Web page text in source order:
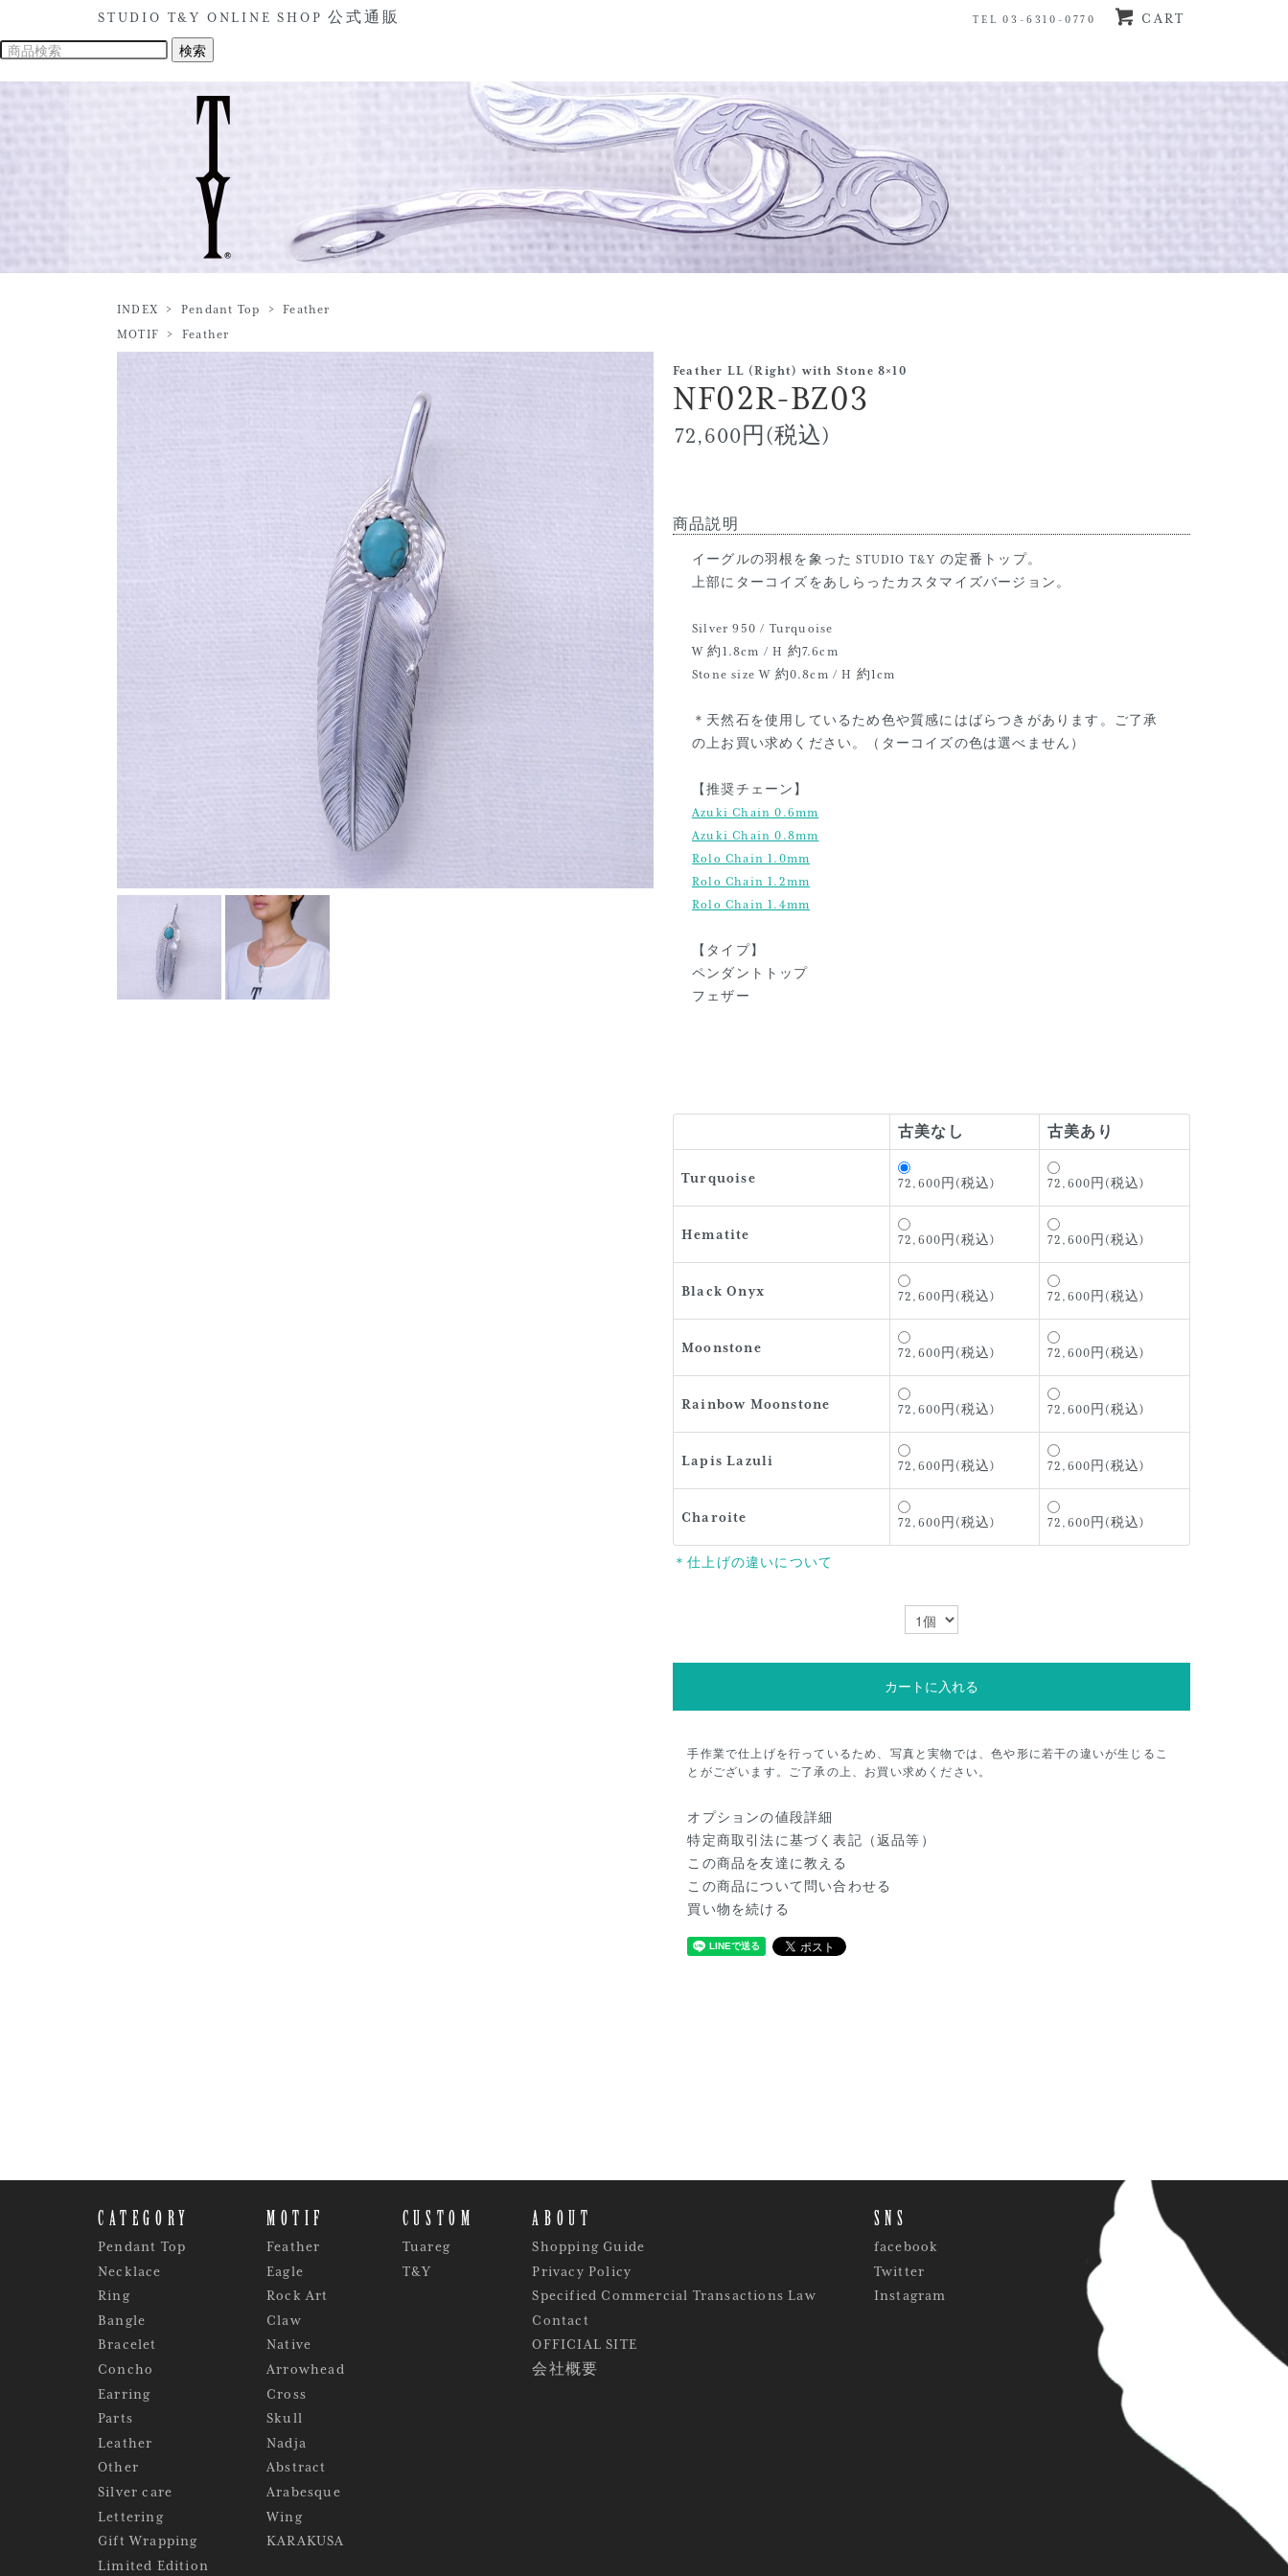
TEL 03-6310-0770 CART
STUDIO T&Y ONLINE SHOP 公式通販
INDEX >Pendant Top >Feather
MOTIF
>Feather
Feather LL (Right) with Stone 8×10
NF02R-BZ03
72,600円(税込)
商品説明
イーグルの羽根を象った STUDIO T&Y の定番トップ。
上部にターコイズをあしらったカスタマイズバージョン。
Silver 950 / Turquoise
W 約1.8cm / H 約7.6cm
Stone size W 約0.8cm / H 約1cm
＊天然石を使用しているため色や質感にはばらつきがあります。ご了承
の上お買い求めください。（ターコイズの色は選べません）
【推奨チェーン】
Azuki Chain 0.6mm
Azuki Chain 0.8mm
Rolo Chain 1.0mm
Rolo Chain 1.2mm
Rolo Chain 1.4mm
【タイプ】
ペンダントトップ
フェザー
古美なし 古美あり
Turquoise 72,600円(税込) 72,600円(税込)
Hematite 72,600円(税込) 72,600円(税込)
Black Onyx 72,600円(税込) 72,600円(税込)
Moonstone 72,600円(税込) 72,600円(税込)
Rainbow Moonstone 72,600円(税込) 72,600円(税込)
Lapis Lazuli 72,600円(税込) 72,600円(税込)
Charoite 72,600円(税込) 72,600円(税込)
＊仕上げの違いについて
カートに入れる
手作業で仕上げを行っているため、写真と実物では、色や形に若干の違いが生じるこ
とがございます。ご了承の上、お買い求めください。
オプションの値段詳細
特定商取引法に基づく表記（返品等）
この商品を友達に教える
この商品について問い合わせる
買い物を続ける
CATEGORY
Pendant Top
Necklace
Ring
Bangle
Bracelet
Concho
Earring
Parts
Leather
Other
Silver care
Lettering
Gift Wrapping
Limited Edition
MOTIF
Feather
Eagle
Rock Art
Claw
Native
Arrowhead
Cross
Skull
Nadja
Abstract
Arabesque
Wing
KARAKUSA
CUSTOM
Tuareg
T&Y
ABOUT
Shopping Guide
Privacy Policy
Specified Commercial Transactions Law
Contact
OFFICIAL SITE
会社概要
SNS
facebook
Twitter
Instagram